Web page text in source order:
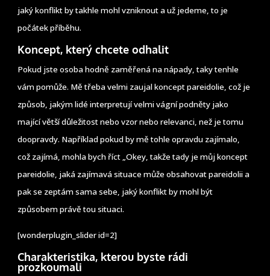
jaký konflikt by takhle mohl vzniknout a už jedeme, to je
počátek příběhu.
Koncept, který chcete odhalit
Pokud jste osoba hodně zaměřená na nápady, taky tenhle
vám pomůže. Mě třeba velmi zaujal koncept pareidolie, což je
způsob, jakým lidé interpretují velmi vágní podněty jako
mající větší důležitost nebo vzor nebo relevanci, než je tomu
doopravdy. Například pokud by mě tohle opravdu zajímalo,
což zajímá, mohla bych říct „Okey, takže tady je můj koncept
pareidolie, jaká zajímavá situace může obsahovat pareidolii a
pak se zeptám sama sebe, jaký konflikt by mohl být
způsobem právě tou situaci.
[wonderplugin_slider id=2]
Charakteristika, kterou byste rádi
prozkoumali